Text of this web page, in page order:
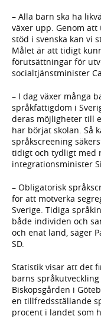
– Alla barn ska ha
växer upp. Genom
stöd i svenska kan vi
Målet är att tidigt
förutsättningar för
socialtjänstminister
– I dag växer många
språkfattigdom i
deras möjligheter till
har börjat skolan. Så
språkscreening
tidigt och tydligt med
integrationsminister
– Obligatorisk
för att motverka
Sverige. Tidiga
både individen och
och enat land, ​säger
SD.
Statistik visar att det
barns
Biskopsgården i
en tillfredsställande
procent i landet som